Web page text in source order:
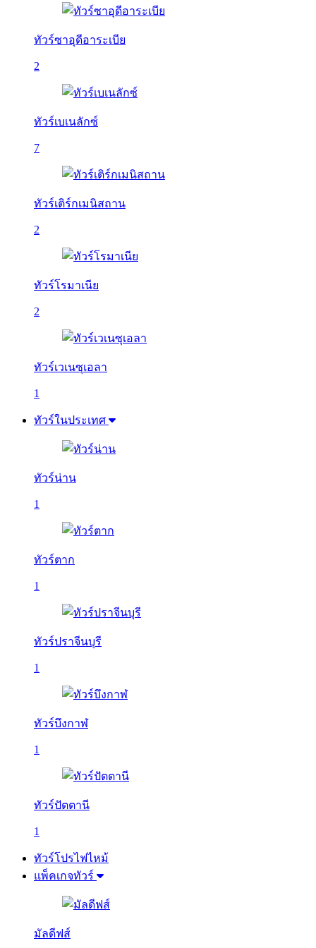
ทัวร์ซาอุดีอาระเบีย
2
ทัวร์เบเนลักซ์
7
ทัวร์เติร์กเมนิสถาน
2
ทัวร์โรมาเนีย
2
ทัวร์เวเนซุเอลา
1
ทัวร์ในประเทศ
ทัวร์น่าน
1
ทัวร์ตาก
1
ทัวร์ปราจีนบุรี
1
ทัวร์บึงกาฬ
1
ทัวร์ปัตตานี
1
ทัวร์โปรไฟไหม้
แพ็คเกจทัวร์
มัลดีฟส์